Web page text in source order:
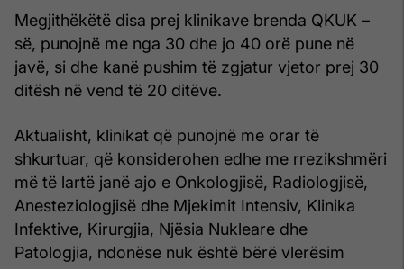
Megjithëkëtë disa prej klinikave brenda QKUK –
së, punojnë me nga 30 dhe jo 40 orë pune në
javë, si dhe kanë pushim të zgjatur vjetor prej 30
ditësh në vend të 20 ditëve.
Aktualisht, klinikat që punojnë me orar të
shkurtuar, që konsiderohen edhe me rrezikshmëri
më të lartë janë ajo e Onkologjisë, Radiologjisë,
Anesteziologjisë dhe Mjekimit Intensiv, Klinika
Infektive, Kirurgjia, Njësia Nukleare dhe
Patologjia, ndonëse nuk është bërë vlerësim